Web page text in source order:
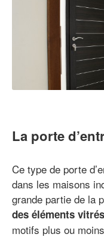
La porte
Ce type de porte
dans les maisons
grande partie de la
des éléments vitrés
motifs plus ou